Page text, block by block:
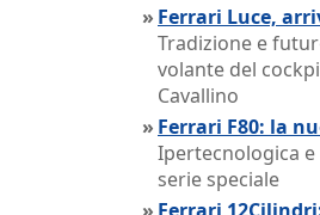
» Ferrari Luce,
Tradizione e
volante del
Cavallino
» Ferrari F80: la
Ipertecnologica
serie speciale